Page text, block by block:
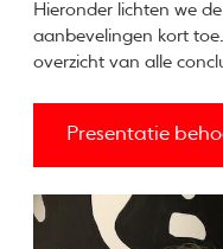
Hieronder lichten we
aanbevelingen kort
overzicht van alle
Presentatie